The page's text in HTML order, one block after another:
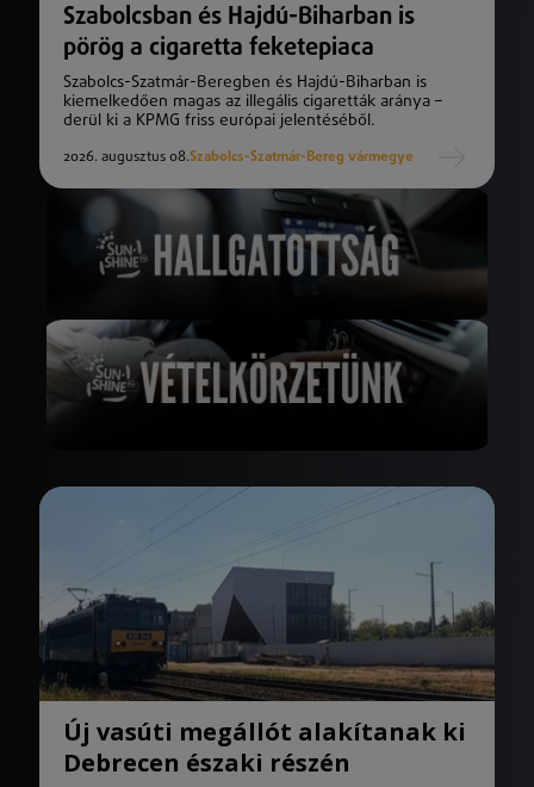
Szabolcsban és Hajdú-Biharban is
pörög a cigaretta feketepiaca
Szabolcs-Szatmár-Beregben és Hajdú-Biharban is
kiemelkedően magas az illegális cigaretták aránya –
derül ki a KPMG friss európai jelentéséből.
2026. augusztus 08.Szabolcs-Szatmár-Bereg vármegye
Új vasúti megállót alakítanak ki
Debrecen északi részén